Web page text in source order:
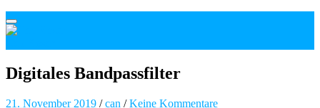
Digitales Bandpassfilter
21. November 2019 /can /Keine Kommentare